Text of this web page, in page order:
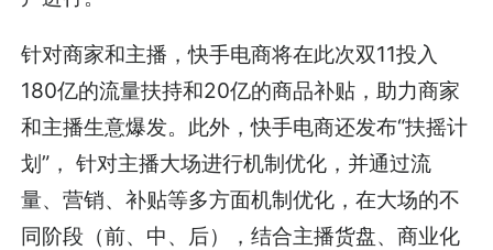
针对商家和主播，快手电商将在此次双11投入
180亿的流量扶持和20亿的商品补贴，助力商家
和主播生意爆发。此外，快手电商还发布“扶摇计
划”， 针对主播大场进行机制优化，并通过流
量、营销、补贴等多方面机制优化，在大场的不
同阶段（前、中、后），结合主播货盘、商业化